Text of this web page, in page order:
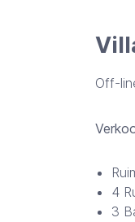
Off-
4
3